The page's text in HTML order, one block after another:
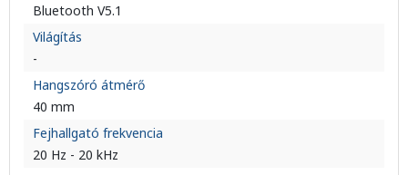
Bluetooth V5.1
Világítás
-
Hangszóró átmérő
40 mm
Fejhallgató frekvencia
20 Hz - 20 kHz